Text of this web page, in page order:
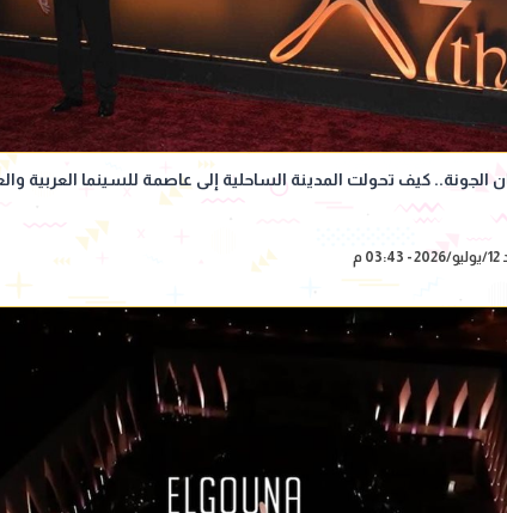
الجونة.. كيف تحولت المدينة الساحلية إلى عاصمة للسينما العربية
م